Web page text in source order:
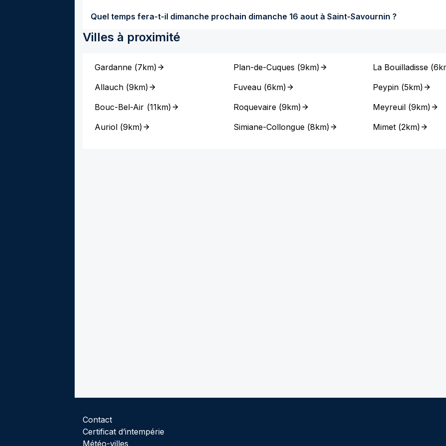
Quel temps fera-t-il dimanche prochain dimanche 16 aout à Saint-Savournin ?
Villes à proximité
Gardanne (7km)
Allauch (9km)
Bouc-Bel-Air (11km)
Auriol (9km)
Plan-de-Cuques (9km)
Fuveau (6km)
Roquevaire (9km)
Simiane-Collongue (8km)
La Bouilladisse(
Peypin(5km)
Meyreuil(9km)
Mimet(2km)
Contact
Certificat d’intempérie
Météo-villes